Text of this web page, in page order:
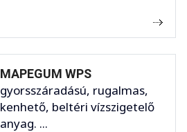
MAPEGUM WPS
gyorsszáradású, rugalmas,
kenhető, beltéri vízszigetelő
anyag. ...